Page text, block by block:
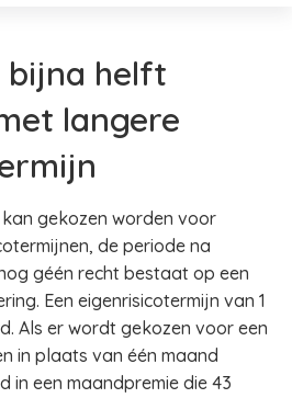
bijna helft
langere
gekozen worden voor
de periode na
géén recht bestaat op een
Een eigenrisicotermijn van 1
Als er wordt gekozen voor een
in plaats van één maand
in een maandpremie die 43